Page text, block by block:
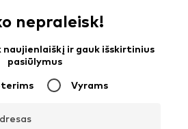
nepraleisk!
naujienlaiškį ir gauk išskirtinius
pasiūlymus
Vyrams